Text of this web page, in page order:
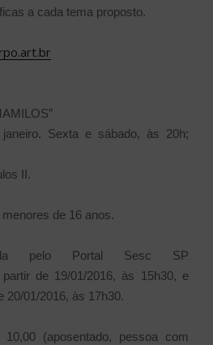
a cada tema proposto.
Sexta e sábado, às 20h;
II.
de 16 anos.
pelo Portal Sesc SP
de 19/01/2016, às 15h30, e
20/01/2016, às 17h30.
(aposentado, pessoa com